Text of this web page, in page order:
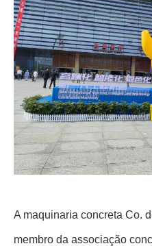
A maquinaria concreta Co.
membro da associação